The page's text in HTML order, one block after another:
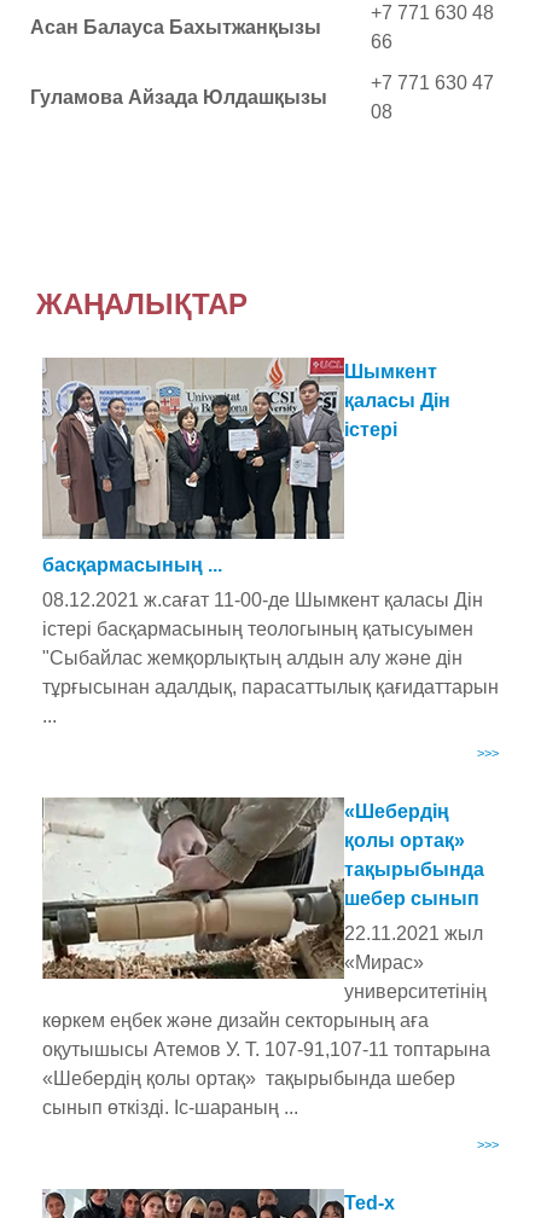
Асан Балауса Бахытжанқызы
+7 771 630 48
66
Гуламова Айзада Юлдашқызы
+7 771 630 47
08
ЖАҢАЛЫҚТАР
Шымкент
қаласы Дін
істері
басқармасының ...
08.12.2021 ж.сағат 11-00-де Шымкент қаласы Дін
істері басқармасының теологының қатысуымен
"Сыбайлас жемқорлықтың алдын алу және дін
тұрғысынан адалдық, парасаттылық қағидаттарын
...
>>>
«Шебердің
қолы ортақ»
тақырыбында
шебер сынып
22.11.2021 жыл
«Мирас»
университетінің
көркем еңбек және дизайн секторының аға
оқутышысы Атемов У. Т. 107-91,107-11 топтарына
«Шебердің қолы ортақ» тақырыбында шебер
сынып өткізді. Іс-шараның ...
>>>
Ted-x